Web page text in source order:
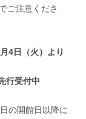
ご注意くださ
4日（火）より
行受付中
の開館日以降に